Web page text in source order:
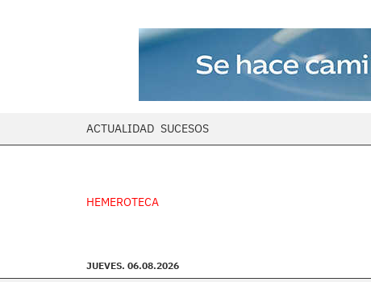
ACTUALIDAD SUCESOS
HEMEROTECA
JUEVES. 06.08.2026